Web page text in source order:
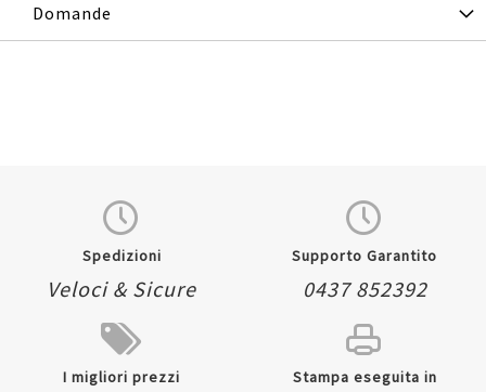
Domande
Spedizioni
Veloci & Sicure
Supporto Garantito
0437 852392
I migliori prezzi Stampa eseguita in